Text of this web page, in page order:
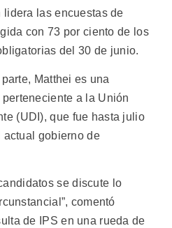
lidera las encuestas de
con 73 por ciento de los
del 30 de junio.
Matthei es una
a la Unión
(UDI), que fue hasta julio
actual gobierno de
se discute lo
comentó
de IPS en una rueda de